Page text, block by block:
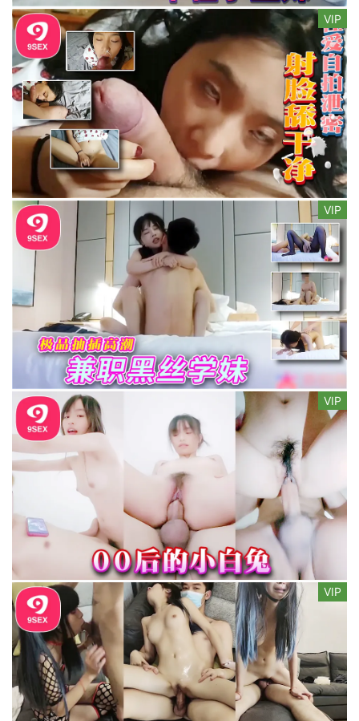
VIP
VIP
VIP
VIP